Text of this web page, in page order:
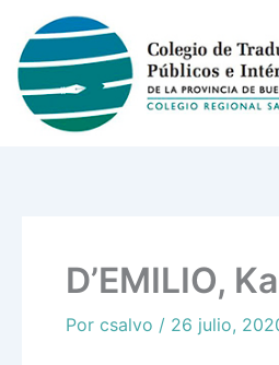
contenido
D’EMILIO,
Por csalvo / 26 julio,